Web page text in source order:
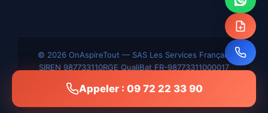
© 2026 OnAspireTout — SAS Les Services Français
SIREN 987733110RGE QualiBat FR-98773311000017
légales
site
Appeler : 09 72 22 33 90